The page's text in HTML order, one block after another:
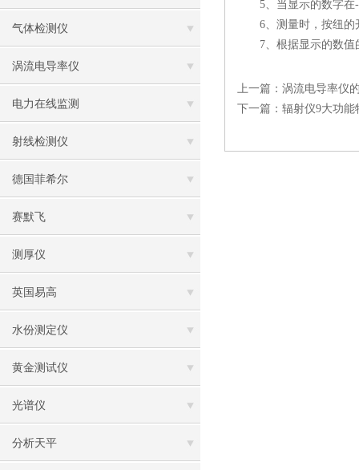
气体检测仪
涡流电导率仪
电力在线监测
射线检测仪
德国菲希尔
赛默飞
测厚仪
英国易高
水份测定仪
黄金测试仪
光谱仪
分析天平
5、当显示的数字在-
6、测量时，按纽的
7、根据显示的数值的
上一篇： 涡流电导率仪
下一篇： 辐射仪9大功能